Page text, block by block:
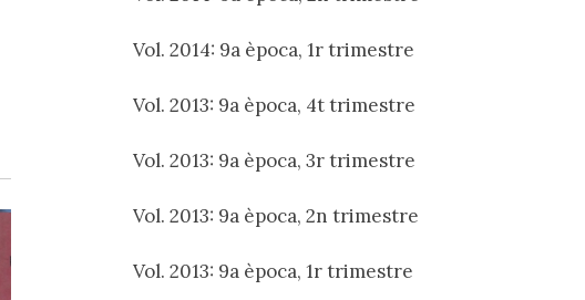
Vol. 2014: 9a època, 1r trimestre
Vol. 2013: 9a època, 4t trimestre
Vol. 2013: 9a època, 3r trimestre
Vol. 2013: 9a època, 2n trimestre
Vol. 2013: 9a època, 1r trimestre